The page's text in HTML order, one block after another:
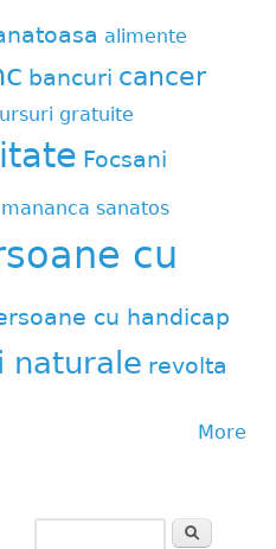
alimente
bancuri cancer
gratuite
Focsani
mananca sanatos
cu
cu handicap
naturale revolta
More